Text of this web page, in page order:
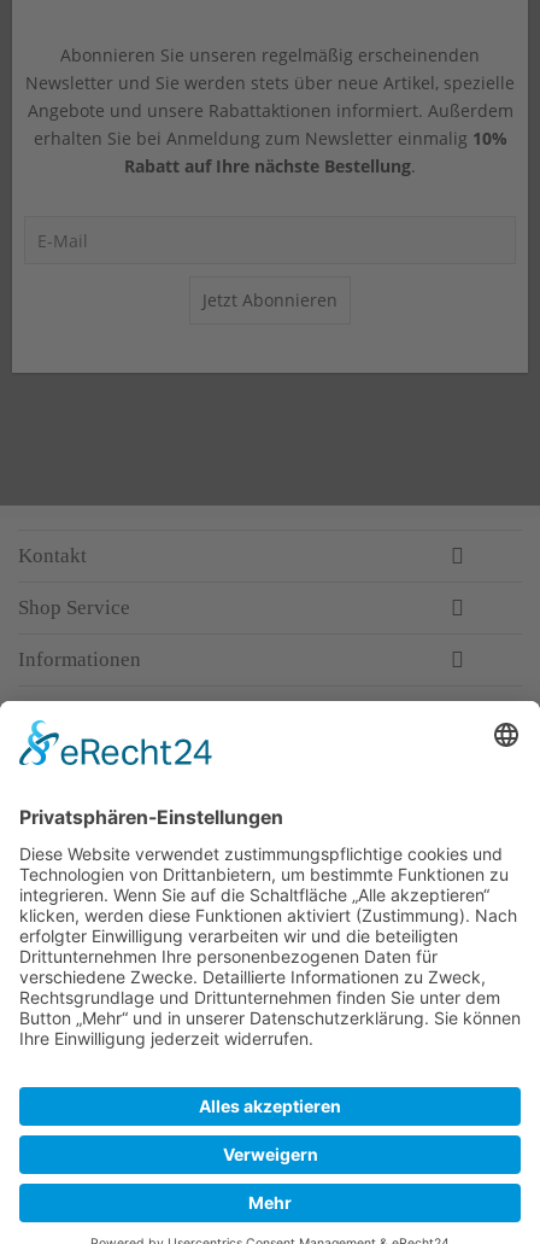
Abonnieren Sie unseren regelmäßig erscheinenden
Newsletter und Sie werden stets über neue Artikel, spezielle
Angebote und unsere Rabattaktionen informiert. Außerdem
erhalten Sie bei Anmeldung zum Newsletter einmalig 10%
Rabatt auf Ihre nächste Bestellung.
Jetzt Abonnieren
Kontakt
Shop Service
Informationen
Top-Anbieter
Spitzenqualität
Kompetente Beratung
Partner
* Alle Preise inkl. gesetzl. Mehrwertsteuer, inkl. Versandkosten
Warum WACCEX?
Allgemeine Geschäftsbedingungen und Kundeninformationen
Impressum